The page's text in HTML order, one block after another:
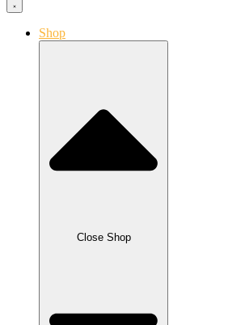
Shop
Close Shop